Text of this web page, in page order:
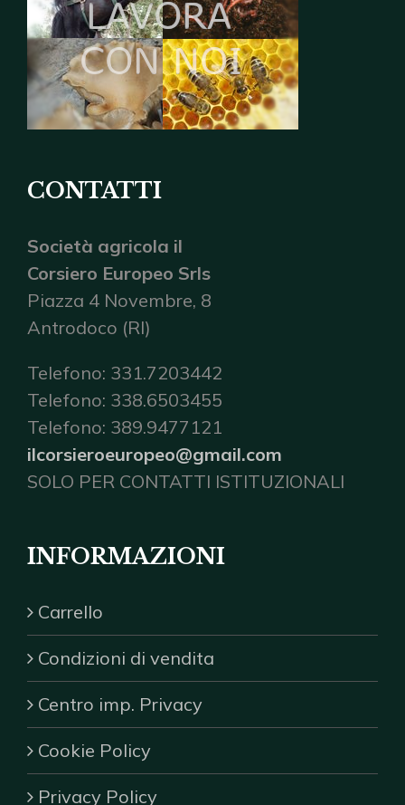
CONTATTI
Società agricola il
Corsiero Europeo Srls
Piazza 4 Novembre, 8
Antrodoco (RI)
Telefono: 331.7203442
Telefono: 338.6503455
Telefono: 389.9477121
ilcorsieroeuropeo@gmail.com
SOLO PER CONTATTI ISTITUZIONALI
INFORMAZIONI
Carrello
Condizioni di vendita
Centro imp. Privacy
Cookie Policy
Privacy Policy